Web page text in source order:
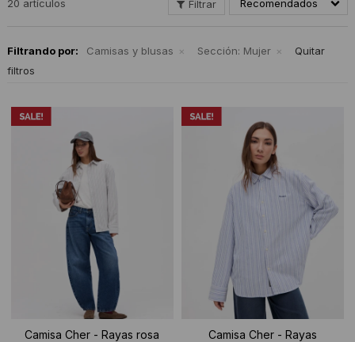
20 artículos Recomendados
Filtrando por: Camisas y blusas Sección: Mujer
Quitar
filtros
Camisa Cher - Rayas rosa
Camisa Cher - Rayas
Musculosas
Accesorios
Ropa Interior
Canguros
Camperas
Tejidos
Buzos
Camisas y blusas
Vestidos
Sherpas